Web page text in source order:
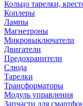
Кольцо тарелки,
Коплеры
Лампы
Магнетроны
Микровыключатели
Двигатели
Предохранители
Слюда
Тарелки
Трансформаторы
Модуль управления
Запчасти для